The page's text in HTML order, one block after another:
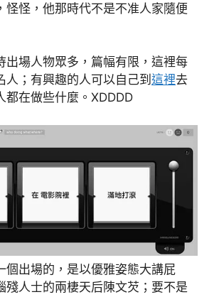
怪怪，他那時代不是不准人家隨便
出場人物眾多，篇幅有限，這裡每
人；有興趣的人可以自己到 這裡去
都在做些什麼。XDDDD
個出場的，是以優雅姿態大講屁
殘人士的兩棲天后陳文芡；要不是